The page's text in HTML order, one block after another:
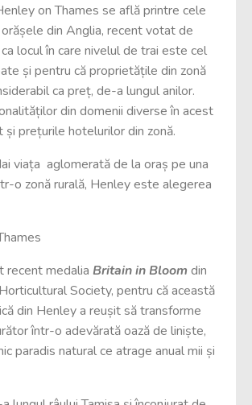
on Thames se află printre cele
din Anglia, recent votat de
locul în care nivelul de trai este cel
și pentru că proprietățile din zonă
ca preț, de-a lungul anilor.
din domenii diverse în acest
și prețurile hotelurilor din zonă.
viața aglomerată de la oraș pe una
o zonă rurală, Henley este alegerea
recent medalia Britain in Bloom din
Society, pentru că această
din Henley a reușit să transforme
într-o adevărată oază de liniște,
paradis natural ce atrage anual mii și